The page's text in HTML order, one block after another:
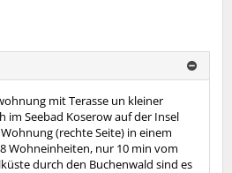
mit Terasse un kleiner
im Seebad Koserow auf der Insel
(rechte Seite) in einem
Wohneinheiten, nur 10 min vom
durch den Buchenwald sind es